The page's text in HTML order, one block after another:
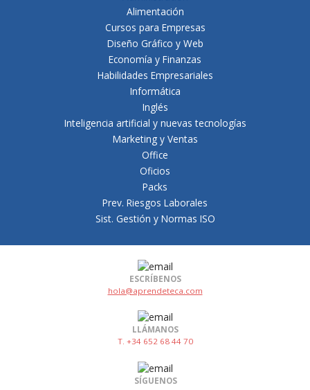
Alimentación
Cursos para Empresas
Diseño Gráfico y Web
Economía y Finanzas
Habilidades Empresariales
Informática
Inglés
Inteligencia artificial y nuevas tecnologías
Marketing y Ventas
Office
Oficios
Packs
Prev. Riesgos Laborales
Sist. Gestión y Normas ISO
ESCRÍBENOS
hola@aprendeteca.com
LLÁMANOS
T. +34 652 68 44 70
SÍGUENOS